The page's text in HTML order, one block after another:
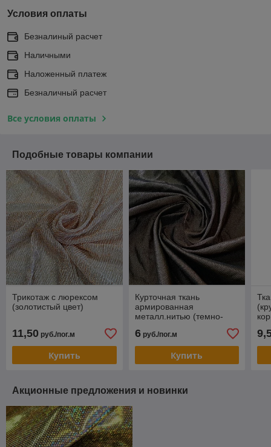
Условия оплаты
Безналиный расчет
Наличными
Наложенный платеж
Безналичный расчет
Все условия оплаты
Подобные товары компании
Трикотаж с люрексом
(золотистый цвет)
11,50 руб./пог.м
Купить
Курточная ткань
армированная
металл.нитью (темно-
6руб./пог.м
Купить
Акционные предложения и новинки